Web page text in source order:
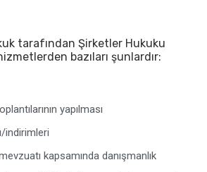
tarafından Şirketler Hukuku
bazıları şunlardır:
yapılması
indirimleri
kapsamında danışmanlık